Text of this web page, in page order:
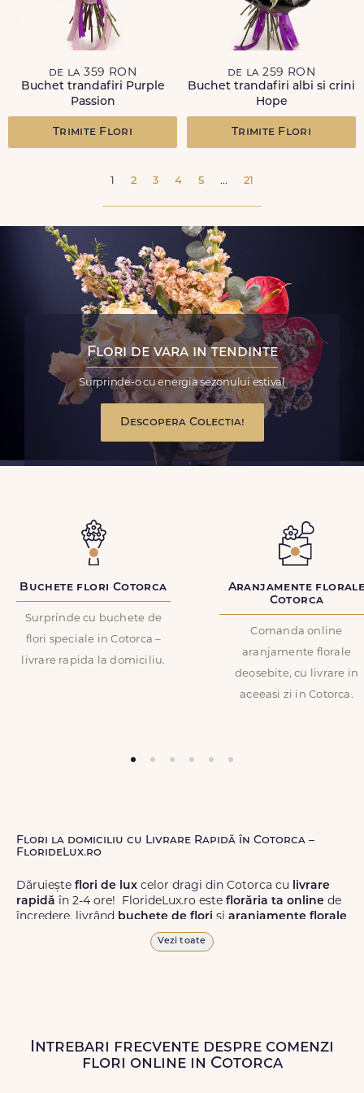
de la 359 RON
Buchet trandafiri Purple
Passion
Trimite Flori
de la 259 RON
Buchet trandafiri albi si crini
Hope
Trimite Flori
1 2 3 4 5 ... 21
Flori de vara in tendinte
Surprinde-o cu energia sezonului estival
Descopera Colectia!
Buchete flori Cotorca
Surprinde cu buchete de
flori speciale in Cotorca –
livrare rapida la domiciliu.
Aranjamente
Cotorca
Comanda online
aranjamente florale
deosebite, cu livrare in
aceeasi zi in Cotorca.
Flori la domiciliu cu Livrare Rapidă în Cotorca –
FlorideLux.ro
Dăruiește flori de lux celor dragi din Cotorca cu livrare
rapidă în 2-4 ore! FlorideLux.ro este florăria ta online de
încredere, livrând buchete de flori și aranjamente florale
de calitate superioară în Cotorca și în toată România.
Livrăm buchete de florichiar și în weekend, pentru ca tu
să poți adresa un gest frumos atunci când ai nevoie.
Vezi toate
Intrebari frecvente despre comenzi
flori online in Cotorca